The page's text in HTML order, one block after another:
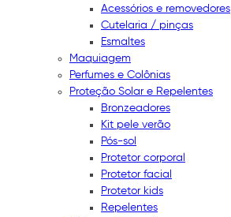
Acessórios e removedores
Cutelaria / pinças
Esmaltes
Maquiagem
Perfumes e Colônias
Proteção Solar e Repelentes
Bronzeadores
Kit pele verão
Pós-sol
Protetor corporal
Protetor facial
Protetor kids
Repelentes